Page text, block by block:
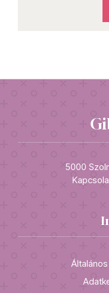
5000